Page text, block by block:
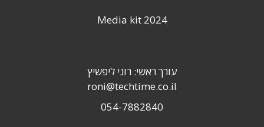
Media kit 2024
עורך ראשי: רוני ליפשיץ
roni@techtime.co.il
054-7882840